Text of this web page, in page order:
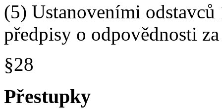
(5) Ustanoveními odstavců
předpisy o odpovědnosti
§28
Přestupky